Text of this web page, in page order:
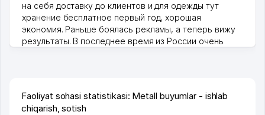
на себя доставку до клиентов и для одежды тут
хранение бесплатное первый год, хорошая
экономия. Раньше боялась рекламы, а теперь вижу
результаты. В последнее время из России очень
Faoliyat sohasi statistikasi: Metall buyumlar - ishlab
chiqarish, sotish